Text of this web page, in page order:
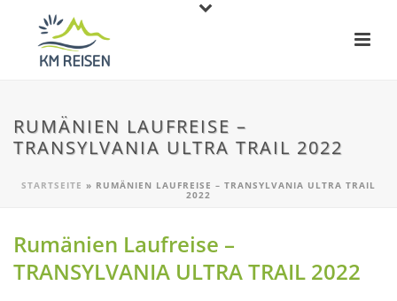
RUMÄNIEN LAUFREISE –
TRANSYLVANIA ULTRA TRAIL 2022
STARTSEITE » RUMÄNIEN LAUFREISE – TRANSYLVANIA ULTRA TRAIL
2022
Rumänien Laufreise –
TRANSYLVANIA ULTRA TRAIL 2022